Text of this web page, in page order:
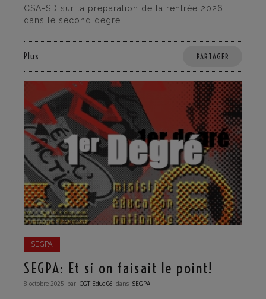
CSA-SD sur la préparation de la rentrée 2026
dans le second degré
Plus PARTAGER
SEGPA
SEGPA: Et si on faisait le point!
8 octobre 2025 par CGT·Educ 06 dans SEGPA